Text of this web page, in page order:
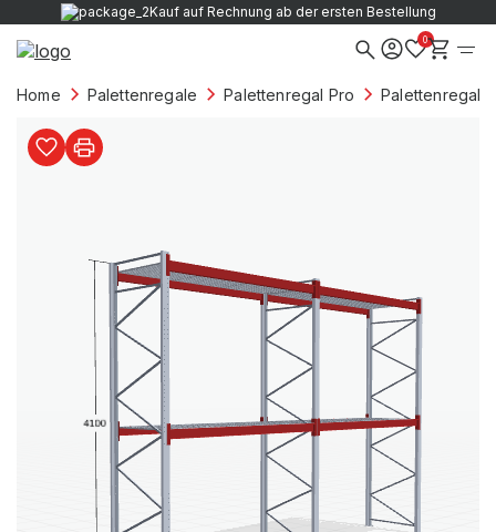
Kauf auf Rechnung ab der ersten Bestellung
0
Home Palettenregale Palettenregal Pro Palettenregale